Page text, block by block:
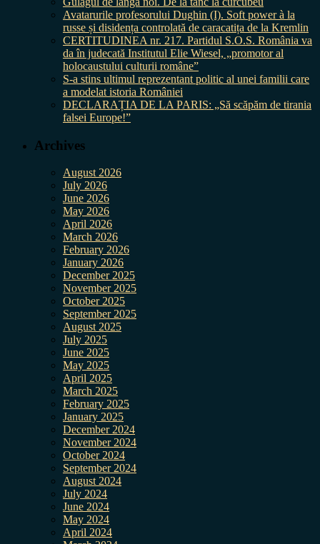
Avatarurile profesorului Dughin (I). Soft power à la
russe și disidența controlată de caracatița de la Kremlin
CERTITUDINEA nr. 217. Partidul S.O.S. România va
da în judecată Institutul Elie Wiesel, „promotor al
holocaustului culturii române”
S-a stins ultimul reprezentant politic al unei familii care
a modelat istoria României
DECLARAȚIA DE LA PARIS: „Să scăpăm de tirania
falsei Europe!”
Archives
August 2026
July 2026
June 2026
May 2026
April 2026
March 2026
February 2026
January 2026
December 2025
November 2025
October 2025
September 2025
August 2025
July 2025
June 2025
May 2025
April 2025
March 2025
February 2025
January 2025
December 2024
November 2024
October 2024
September 2024
August 2024
July 2024
June 2024
May 2024
April 2024